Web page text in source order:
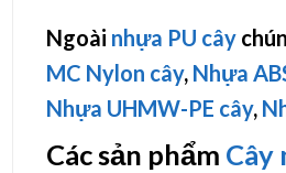
Ngoài nhựa PU cây
MC Nylon cây, Nhựa
Nhựa UHMW-PE cây,
Các sản phẩm Cây